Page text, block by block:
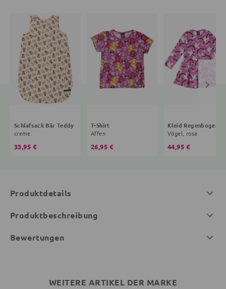
Schlafsack Bär Teddy
creme
33,95 €
T-Shirt
Affen
26,95 €
Vögel, rosa
44,95 €
Produktdetails
Produktbeschreibung
Bewertungen
WEITERE ARTIKEL DER MARKE